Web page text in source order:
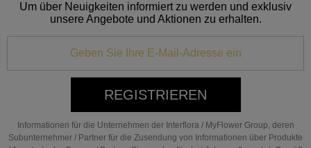
Um über Neuigkeiten informiert zu werden und exklusiv
unsere Angebote und Aktionen zu erhalten.
REGISTRIEREN
Informationen für die Unternehmen der Interflora / MyFlower Group, deren
Subunternehmer / Partner für die Zusendung von Informationen über Produkte